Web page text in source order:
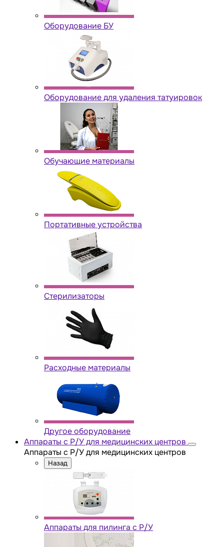
Оборудование БУ
Оборудование для удаления татуировок
Обучающие материалы
Портативные устройства
Стерилизаторы
Расходные материалы
Другое оборудование
Аппараты с Р/У для медицинских центров
Аппараты с Р/У для медицинских центров
Назад
Аппараты для пилинга с Р/У